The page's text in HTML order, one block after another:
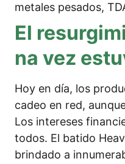
meta­les pes­ados,
El
na vez
Hoy en día, los
ca­deo en red,
Los inte­re­ses
todos. El bati­do
brind­ado a